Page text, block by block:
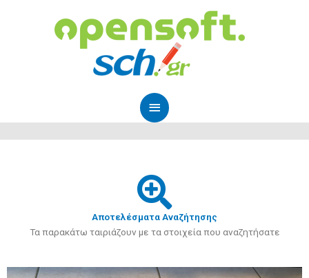
περιεχόμενο
Μενού
Αποτελέσματα Αναζήτησης
Τα παρακάτω ταιριάζουν με τα στοιχεία που αναζητήσατε